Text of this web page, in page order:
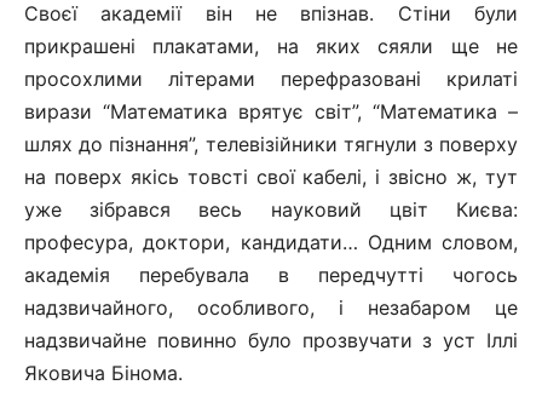
Своєї академії він не впізнав. Стіни були
прикрашені плакатами, на яких сяяли ще не
просохлими літерами перефразовані крилаті
вирази “Математика врятує світ”, “Математика –
шлях до пізнання”, телевізійники тягнули з поверху
на поверх якісь товсті свої кабелі, і звісно ж, тут
уже зібрався весь науковий цвіт Києва:
професура, доктори, кандидати… Одним словом,
академія перебувала в передчутті чогось
надзвичайного, особливого, і незабаром це
надзвичайне повинно було прозвучати з уст Іллі
Яковича Бінома.